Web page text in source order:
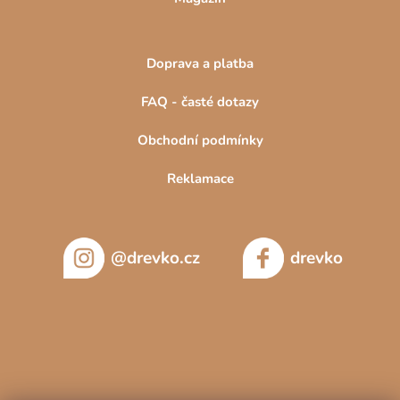
Doprava a platba
FAQ - časté dotazy
Obchodní podmínky
Reklamace
@drevko.cz drevko